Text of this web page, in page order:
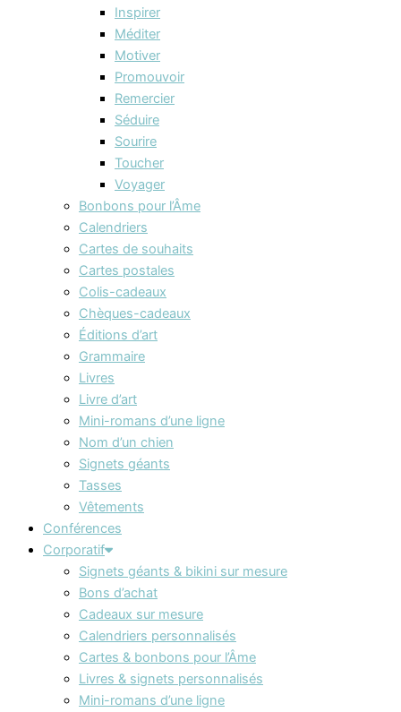
Inspirer
Méditer
Motiver
Promouvoir
Remercier
Séduire
Sourire
Toucher
Voyager
Bonbons pour l’Âme
Calendriers
Cartes de souhaits
Cartes postales
Colis-cadeaux
Chèques-cadeaux
Éditions d’art
Grammaire
Livres
Livre d’art
Mini-romans d’une ligne
Nom d’un chien
Signets géants
Tasses
Vêtements
Conférences
Corporatif
Signets géants & bikini sur mesure
Bons d’achat
Cadeaux sur mesure
Calendriers personnalisés
Cartes & bonbons pour l’Âme
Livres & signets personnalisés
Mini-romans d’une ligne